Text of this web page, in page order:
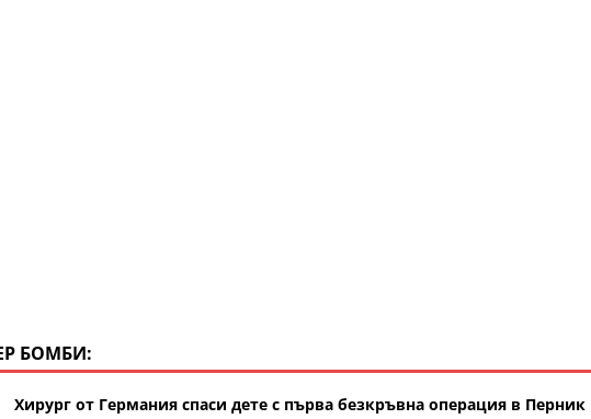
БОМБИ:
Хирург от Германия спаси дете с първа безкръвна операция в Перник